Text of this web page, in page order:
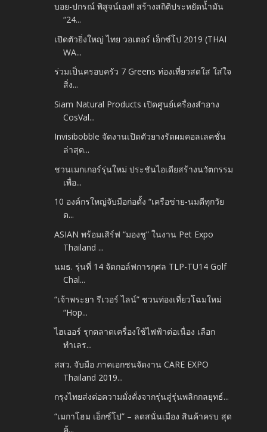
บอย-ปกรณ์ พิสูจน์เอง!! สร้างสถิติประหยัดน้ำมัน
“24...
เปิดตัวยิ่งใหญ่ ไทย วอเตอร์ เอ็กซ์โป 2019 (THAI
WA...
ร่วมเป็นครอบครัว 7 Greens ท่องเที่ยวสดใส ใส่ใจ
สิ่ง...
Siam Natural Products เปิดศูนย์เครื่องสำอาง
CosVal...
Invisibobble จัดงานเปิดตัวยางรัดผมคอลเลคชั่น
ล่าสุด...
ชวนเมกเกอร์รุ่นใหม่ ประชันไอเดียสร้างนวัตกรรม
เพื่อ...
10 องค์กรใหญ่จับมือก่อตั้ง “เครือข่าย-นมดีทุกวัย
ด...
ASIAN พร้อมเสิร์ฟ “มองชู” ในงาน Pet Expo
Thailand ...
นมธ. รุ่นที่ 14 จัดกอล์ฟการกุศล TLP-TU14 Golf
Chal...
“เจ้าพระยา รีเวอร์ ไลน์” ชวนท่องเที่ยวโฉมใหม่
“Hop...
ไฮเออร์ รุกตลาดเครื่องใช้ไฟฟ้าต่อเนื่อง เลือก
ทำเลร...
สสว. จับมือ ภาคเอกชนจัดงาน CARE EXPO
Thailand 2019...
กรุงไทยส่งต่อความมั่งคั่งจากรุ่นสู่รุ่นพลิกกลยุทธ์...
“เมกาโฮม เอ็กซ์โป” – ลดสนั่นเมือง สินค้าครบ สุด
คุ้...